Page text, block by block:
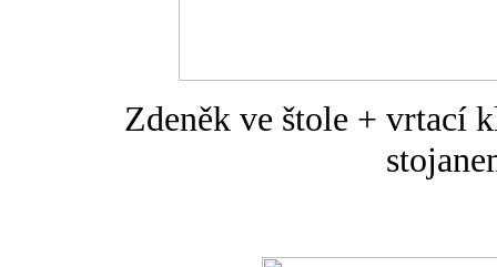
Zdeněk ve štole + vrtací